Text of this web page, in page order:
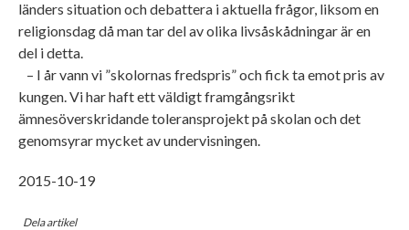
länders situation och debattera i aktuella frågor, liksom en
religionsdag då man tar del av olika livsåskådningar är en
del i detta.
– I år vann vi ”skolornas fredspris” och fick ta emot pris av
kungen. Vi har haft ett väldigt framgångsrikt
ämnesöverskridande toleransprojekt på skolan och det
genomsyrar mycket av undervisningen.
2015-10-19
Dela artikel